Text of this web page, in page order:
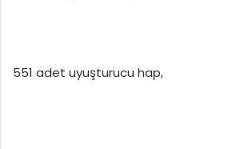
551 adet uyuşturucu hap,